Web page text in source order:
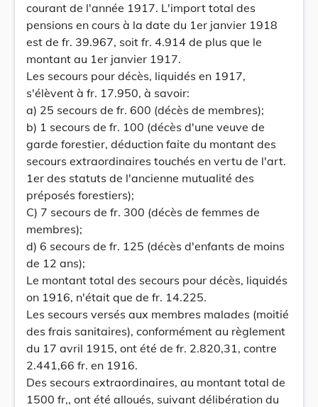
courant de l'année 1917. L'import total des
pensions en cours à la date du 1er janvier 1918
est de fr. 39.967, soit fr. 4.914 de plus que le
montant au 1er janvier 1917.
Les secours pour décès, liquidés en 1917,
s'élèvent à fr. 17.950, à savoir:
a) 25 secours de fr. 600 (décès de membres);
b) 1 secours de fr. 100 (décès d'une veuve de
garde forestier, déduction faite du montant des
secours extraordinaires touchés en vertu de l'art.
1er des statuts de l'ancienne mutualité des
préposés forestiers);
C) 7 secours de fr. 300 (décès de femmes de
membres);
d) 6 secours de fr. 125 (décès d'enfants de moins
de 12 ans);
Le montant total des secours pour décès, liquidés
on 1916, n'était que de fr. 14.225.
Les secours versés aux membres malades (moitié
des frais sanitaires), conformément au règlement
du 17 avril 1915, ont été de fr. 2.820,31, contre
2.441,66 fr. en 1916.
Des secours extraordinaires, au montant total de
1500 fr,, ont été alloués, suivant délibération du